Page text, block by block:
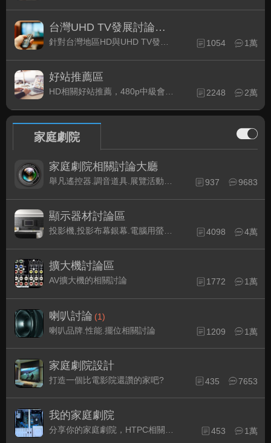
台灣UHD TV發展討論區
1054 1萬
好站推薦區
HD相關好站推薦，480p中級會員以上限定 2248 2萬
家庭劇院
家庭劇院相關討論大廳
937 9683
顯示器材討論區
4098 4萬
擴大機討論區
AV擴大機的相關討論 1772 1萬
喇叭討論 (1)
喇叭品牌.性能.擺位相關討論
1209 1萬
家庭劇院設計
打造一個比電影院還讚的家吧? 435 7653
我的家庭劇院
453 1萬